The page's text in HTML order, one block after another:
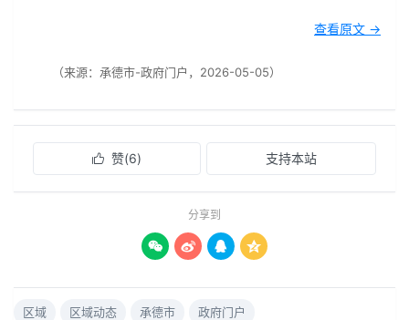
查看原文 →
（来源：承德市-政府门户，2026-05-05）
 赞(6) 支持本站
分享到
   
区域 区域动态 承德市 政府门户